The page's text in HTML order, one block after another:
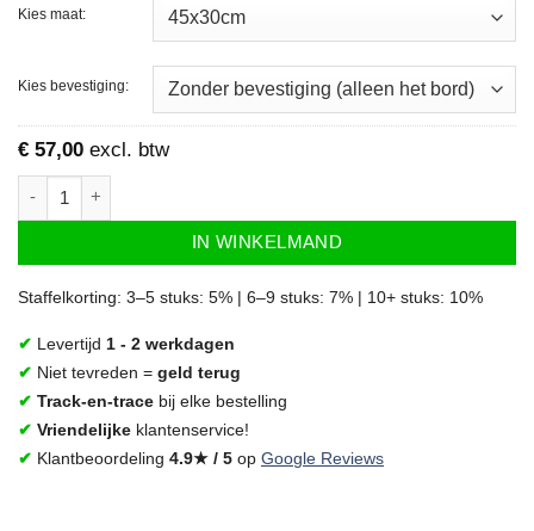
Kies maat:
Kies bevestiging:
€ 57,00 excl. btw
IN WINKELMAND
Staffelkorting: 3–5 stuks: 5% | 6–9 stuks: 7% | 10+ stuks: 10%
✔ Levertijd 1 - 2 werkdagen
✔ Niet tevreden = geld terug
✔ Track-en-trace bij elke bestelling
✔ Vriendelijke klantenservice!
✔ Klantbeoordeling 4.9★ / 5 op Google Reviews